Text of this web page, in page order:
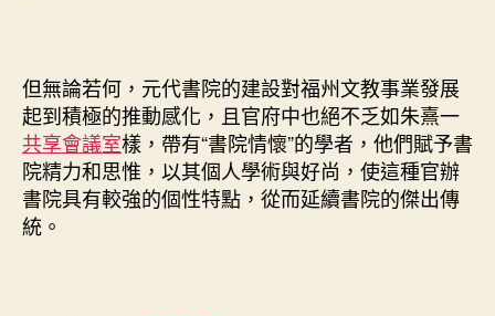
但無論若何，元代書院的建設對福州文教事業發展
起到積極的推動感化，且官府中也絕不乏如朱熹一
共享會議室樣，帶有“書院情懷”的學者，他們賦予書
院精力和思惟，以其個人學術與好尚，使這種官辦
書院具有較強的個性特點，從而延續書院的傑出傳
統。